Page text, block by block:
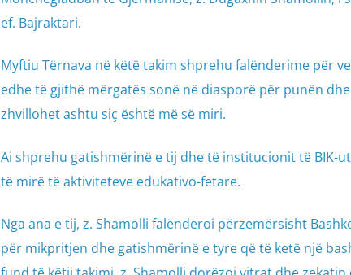
ef. Bajraktari.
Myftiu Tërnava në këtë takim shprehu falënderime për
edhe të gjithë mërgatës sonë në diasporë për punën
zhvillohet ashtu siç është më së miri.
Ai shprehu gatishmërinë e tij dhe të institucionit të BIK-
të mirë të aktiviteteve edukativo-fetare.
Nga ana e tij, z. Shamolli falënderoi përzemërsisht
për mikpritjen dhe gatishmërinë e tyre që të ketë një